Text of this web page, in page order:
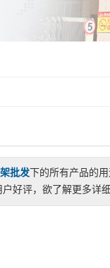
批发 下的所有产品的
好评，欲了解更多详